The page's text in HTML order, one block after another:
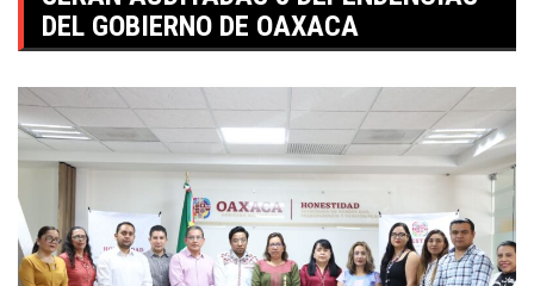
DEL GOBIERNO DE OAXACA